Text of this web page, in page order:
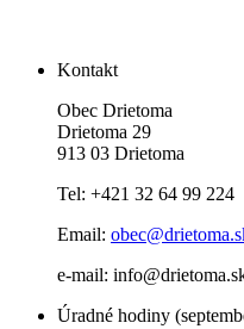
Kontakt
Obec Drietoma
Drietoma 29
913 03 Drietoma
Tel: +421 32 64 99 224
Email:
e-mail:
Úradné hodiny